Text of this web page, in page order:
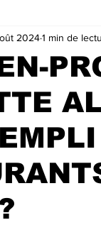
TA GEULE
ELECTIONS
20241 min de